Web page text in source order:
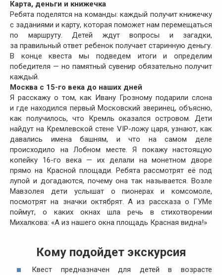
Карта, деньги и книжечка
Ребята поделятся на команды: каждый получит книжечку
с заданиями и карту, которая поможет нам перемещаться
по маршруту. Детей ждут вопросы и загадки,
за правильный ответ ребенок получает старинную деньгу.
В конце квеста мы подведем итоги и определим
победителя — но памятный сувенир обязательно получит
каждый.
Москва с 15-го века до наших дней
Я расскажу о том, как Ивану Грозному подарили слона
и где находился первый Московский зверинец, объясню,
как получилось, что Кремль оказался островом. Дети
найдут на Кремлевской стене VIP-ложу царя, узнают, как
давались имена башням, и что на самом деле
происходило на Лобном месте. Я покажу настоящую
копейку 16-го века — их делали на монетном дворе
прямо на Красной площади. Ребята рассмотрят её под
лупой и догадаются, почему она так называется. Возле
Мавзолея дети услышат о пионерах и комсомоле,
посмотрят на значки октябрят. А из рассказа о ГУМе
поймут, о каких окнах шла речь в стихотворении
Михалкова: «А из нашего окна площадь Красная видна!»
Кому подойдет экскурсия
Квест предназначен для детей в возрасте